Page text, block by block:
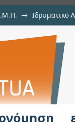
→ Ιδρυματικό
ISO